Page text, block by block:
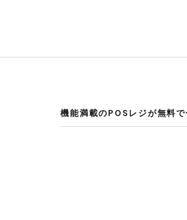
機能満載の​POSレジが​無料で​